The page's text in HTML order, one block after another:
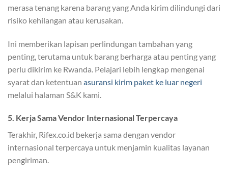
merasa tenang karena barang yang Anda kirim dilindungi dari
risiko kehilangan atau kerusakan.
Ini memberikan lapisan perlindungan tambahan yang
penting, terutama untuk barang berharga atau penting yang
perlu dikirim ke Rwanda. Pelajari lebih lengkap mengenai
syarat dan ketentuan asuransi kirim paket ke luar negeri
melalui halaman S&K kami.
5. Kerja Sama Vendor Internasional Terpercaya
Terakhir, Rifex.co.id bekerja sama dengan vendor
internasional terpercaya untuk menjamin kualitas layanan
pengiriman.